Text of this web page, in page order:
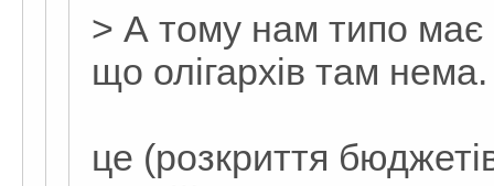
> А тому нам типо має
що олігархів там
це (розкриття